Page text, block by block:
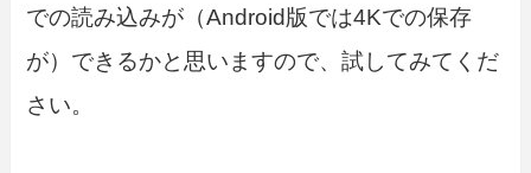
での読み込みが（Android版では4Kでの保存
が）できるかと思いますので、試してみてくだ
さい。